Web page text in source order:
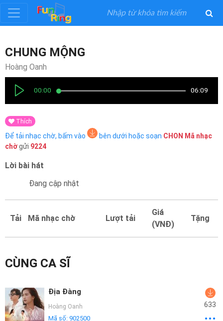
Đăng
ký
nhập
Thể
Loại
Nghệ
Mại
Dẫn
Funring
Doanh
Nghiệp
CHUNG MỘNG
Hoàng Oanh
00:00 06:09
Thích
Để tải nhạc chờ, bấm vào bên dưới hoặc soạn CHON Mã nhạc
chờgửi 9224
Lời bài hát
Đang cập nhật
Tải Mã nhạc chờ Lượt tải
Giá
(VNĐ)
Tặng
CÙNG CA SĨ
Địa Đàng
Hoàng Oanh
Mã số: 902500
633